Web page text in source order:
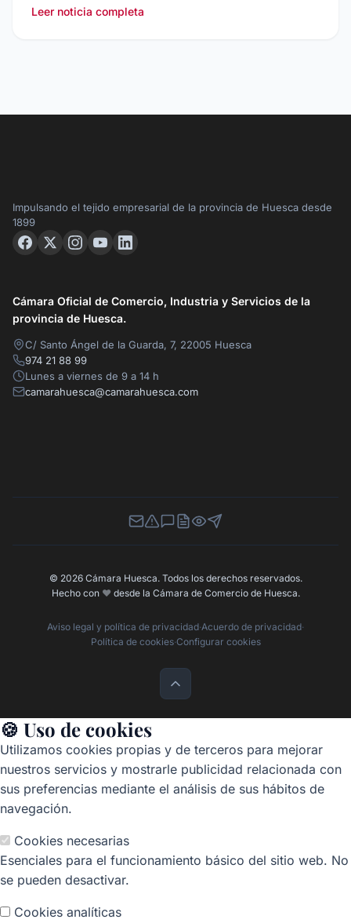
Leer noticia completa
Impulsando el tejido empresarial de la provincia de Huesca desde
1899
Cámara Oficial de Comercio, Industria y Servicios de la
provincia de Huesca.
C/ Santo Ángel de la Guarda, 7, 22005 Huesca
974 21 88 99
Lunes a viernes de 9 a 14 h
camarahuesca@camarahuesca.com
Newsletter
Canal de Denuncias
Buzón de Sugerencias
Perfil Contratante
Ley de Transparencia
Contacta con nosotros
© 2026 Cámara Huesca. Todos los derechos reservados.
Hecho con ❤️ desde la Cámara de Comercio de Huesca.
Aviso legal y política de privacidad·Acuerdo de privacidad·
Política de cookies·Configurar cookies
🍪 Uso de cookies
Utilizamos cookies propias y de terceros para mejorar
nuestros servicios y mostrarle publicidad relacionada con
sus preferencias mediante el análisis de sus hábitos de
navegación.
Cookies necesarias
Esenciales para el funcionamiento básico del sitio web. No
se pueden desactivar.
Cookies analíticas